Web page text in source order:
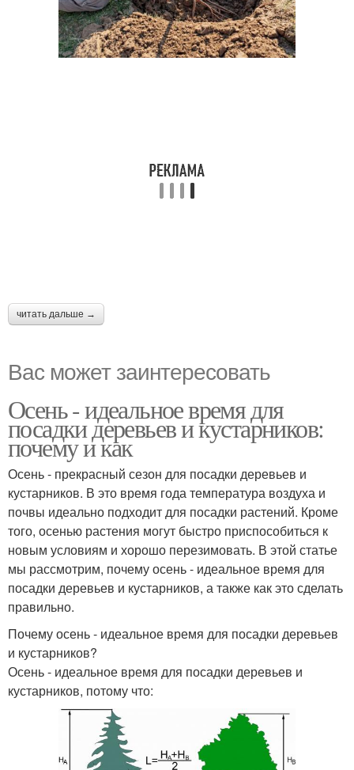
читать дальше →
Вас может заинтересовать
Осень - идеальное время для
посадки деревьев и кустарников:
почему и как
Осень - прекрасный сезон для посадки деревьев и
кустарников. В это время года температура воздуха и
почвы идеально подходит для посадки растений. Кроме
того, осенью растения могут быстро приспособиться к
новым условиям и хорошо перезимовать. В этой статье
мы рассмотрим, почему осень - идеальное время для
посадки деревьев и кустарников, а также как это сделать
правильно.
Почему осень - идеальное время для посадки деревьев
и кустарников?
Осень - идеальное время для посадки деревьев и
кустарников, потому что: